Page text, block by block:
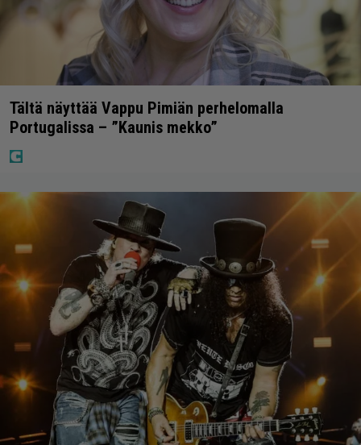
Tältä näyttää Vappu Pimiän perhelomalla
Portugalissa – ”Kaunis mekko”